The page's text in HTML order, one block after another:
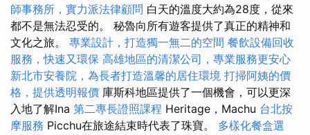
師事務所，實力派法律顧問 白天的溫度大約為28度，從來
都不是無法忍受的。 秘魯向所有遊客提供了真正的精神和
文化之旅。 專業設計，打造獨一無二的空間 餐飲設備回收
服務，快速又環保 高雄地區的清潔公司，專業服務更安心
新北市安養院，為長者打造溫馨的居住環境 打掃阿姨的價
格，提供透明報價 庫斯科地區提供了一個機會，可以更深
入地了解Ina 第二專長證照課程 Heritage，Machu 台北按
摩服務 Picchu在旅途結束時代表了珠寶。 多樣化餐盒選